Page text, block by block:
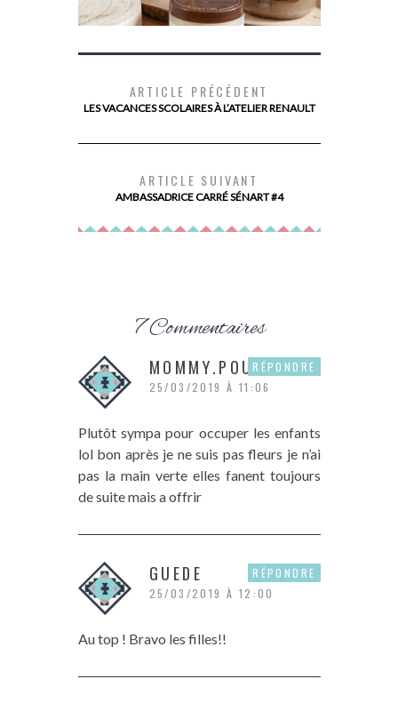
LE SECRET D’UN BRONZAGE QUI DURE
CORPS À L’HUILE DE COCO DE
PALMER’S
ARTICLE PRÉCÉDENT
LES VACANCES SCOLAIRES À L’ATELIER RENAULT
ARTICLE SUIVANT
AMBASSADRICE CARRÉ SÉNART #4
7 Commentaires
MOMMY.POULE
25/03/2019 À 11:06
Plutôt sympa pour occuper les enfants
lol bon après je ne suis pas fleurs je n’ai
pas la main verte elles fanent toujours
de suite mais a offrir
RÉPONDRE
GUEDE
25/03/2019 À 12:00
Au top ! Bravo les filles!!
RÉPONDRE